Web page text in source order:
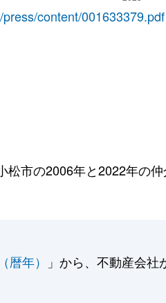
content/001633379.pdf
市の2006年と2022年の
年）
」から、不動産会社